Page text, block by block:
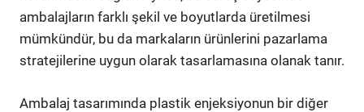
ambalajların farklı şekil ve boyutlarda üretilmesi
mümkündür, bu da markaların ürünlerini pazarlama
stratejilerine uygun olarak tasarlamasına olanak tanır.
Ambalaj tasarımında plastik enjeksiyonun bir diğer